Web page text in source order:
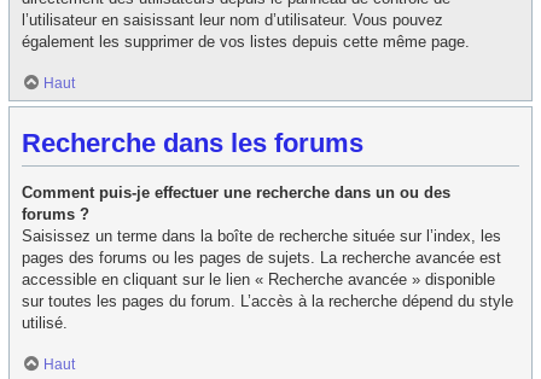
l’utilisateur en saisissant leur nom d’utilisateur. Vous pouvez
également les supprimer de vos listes depuis cette même page.
Haut
Recherche dans les forums
Comment puis-je effectuer une recherche dans un ou des
forums ?
Saisissez un terme dans la boîte de recherche située sur l’index, les
pages des forums ou les pages de sujets. La recherche avancée est
accessible en cliquant sur le lien « Recherche avancée » disponible
sur toutes les pages du forum. L’accès à la recherche dépend du style
utilisé.
Haut